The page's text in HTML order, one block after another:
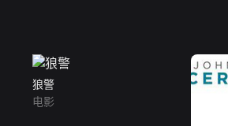
狼警
电影